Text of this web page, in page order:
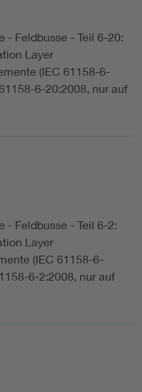
- Feldbusse - Teil 6-20:
Layer
(IEC 61158-6-
6-20:2008, nur auf
- Feldbusse - Teil 6-2:
Layer
(IEC 61158-6-
6-2:2008, nur auf